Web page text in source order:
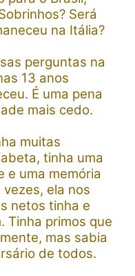
Será
na Itália?
perguntas na
13 anos
É uma pena
mais cedo.
muitas
tinha uma
e uma memória
ela nos
netos tinha e
Tinha primos que
mas sabia
de todos.